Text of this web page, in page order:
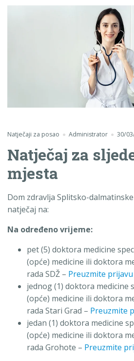
Natječaji za posao Administrator 30/
Natječaj za
mjesta
Dom zdravlja Splitsko-
natječaj na:
Na određeno vrijeme:
pet (5) doktora medicine
(opće) medicine ili doktora
rada SDŽ – Preuzmite prijavu
jednog (1) doktora medicine
(opće) medicine ili doktora
rada Stari Grad – Preuzmite
jedan (1) doktora medicine
(opće) medicine ili doktora
rada Grohote – Preuzmite